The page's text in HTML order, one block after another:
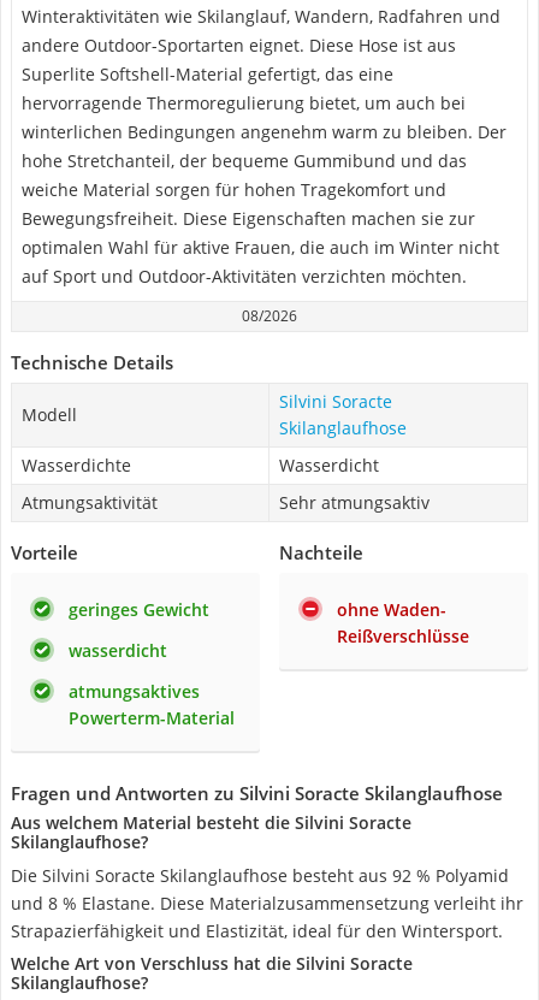
Winteraktivitäten wie Skilanglauf, Wandern, Radfahren und
andere Outdoor-Sportarten eignet. Diese Hose ist aus
Superlite Softshell-Material gefertigt, das eine
hervorragende Thermoregulierung bietet, um auch bei
winterlichen Bedingungen angenehm warm zu bleiben. Der
hohe Stretchanteil, der bequeme Gummibund und das
weiche Material sorgen für hohen Tragekomfort und
Bewegungsfreiheit. Diese Eigenschaften machen sie zur
optimalen Wahl für aktive Frauen, die auch im Winter nicht
auf Sport und Outdoor-Aktivitäten verzichten möchten.
08/2026
Technische Details
Modell
Silvini Soracte
Skilanglaufhose
Wasserdichte
Wasserdicht
Atmungsaktivität
Sehr atmungsaktiv
Vorteile
geringes Gewicht
wasserdicht
atmungsaktives
Powerterm-Material
Nachteile
ohne Waden-
Reißverschlüsse
Fragen und Antworten zu Silvini Soracte Skilanglaufhose
Aus welchem Material besteht die Silvini Soracte
Skilanglaufhose?
Die Silvini Soracte Skilanglaufhose besteht aus 92 % Polyamid
und 8 % Elastane. Diese Materialzusammensetzung verleiht ihr
Strapazierfähigkeit und Elastizität, ideal für den Wintersport.
Welche Art von Verschluss hat die Silvini Soracte
Skilanglaufhose?